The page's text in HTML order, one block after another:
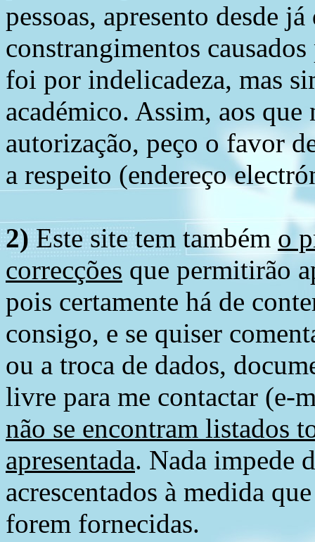
pessoas, apresento desde
constrangimentos
foi por indelicadeza, mas
académico. Assim, aos
autorização, peço o favor
a respeito (endereço
2) Este site tem também o
correcções que permitirão
pois certamente há de
consigo, e se quiser
ou a troca de dados,
livre para me contactar (e-
não se encontram listados
apresentada. Nada impede
acrescentados à medida
forem fornecidas.